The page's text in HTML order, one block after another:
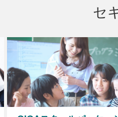
セ